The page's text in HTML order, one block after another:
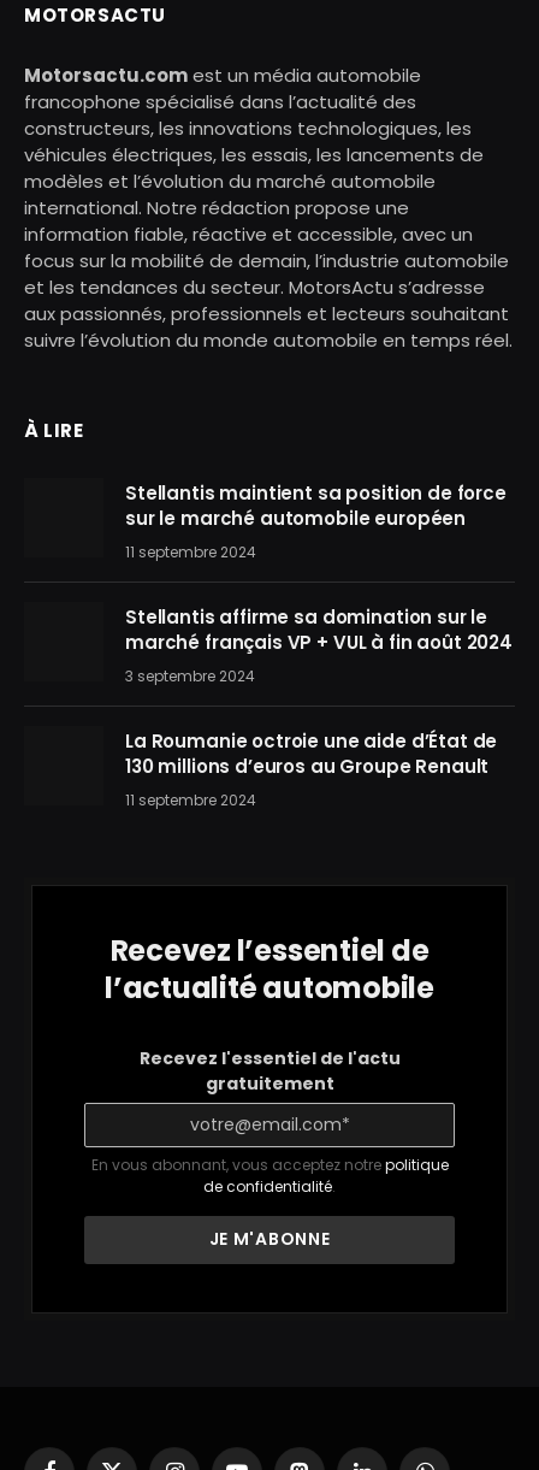
MOTORSACTU
Motorsactu.comest un média automobile
francophone spécialisé dans l’actualité des
constructeurs, les innovations technologiques, les
véhicules électriques, les essais, les lancements de
modèles et l’évolution du marché automobile
international. Notre rédaction propose une
information fiable, réactive et accessible, avec un
focus sur la mobilité de demain, l’industrie automobile
et les tendances du secteur. MotorsActu s’adresse
aux passionnés, professionnels et lecteurs souhaitant
suivre l’évolution du monde automobile en temps réel.
À LIRE
Stellantis maintient sa position de force
sur le marché automobile européen
11 septembre 2024
Stellantis affirme sa domination sur le
marché français VP + VUL à fin août 2024
3 septembre 2024
La Roumanie octroie une aide d’État de
130 millions d’euros au Groupe Renault
11 septembre 2024
Recevez l’essentiel de
l’actualité automobile
Recevez l'essentiel de l'actu
gratuitement
En vous abonnant, vous acceptez notrepolitique
de confidentialité.